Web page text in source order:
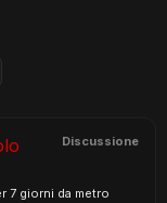
Discussione
7 giorni da metro